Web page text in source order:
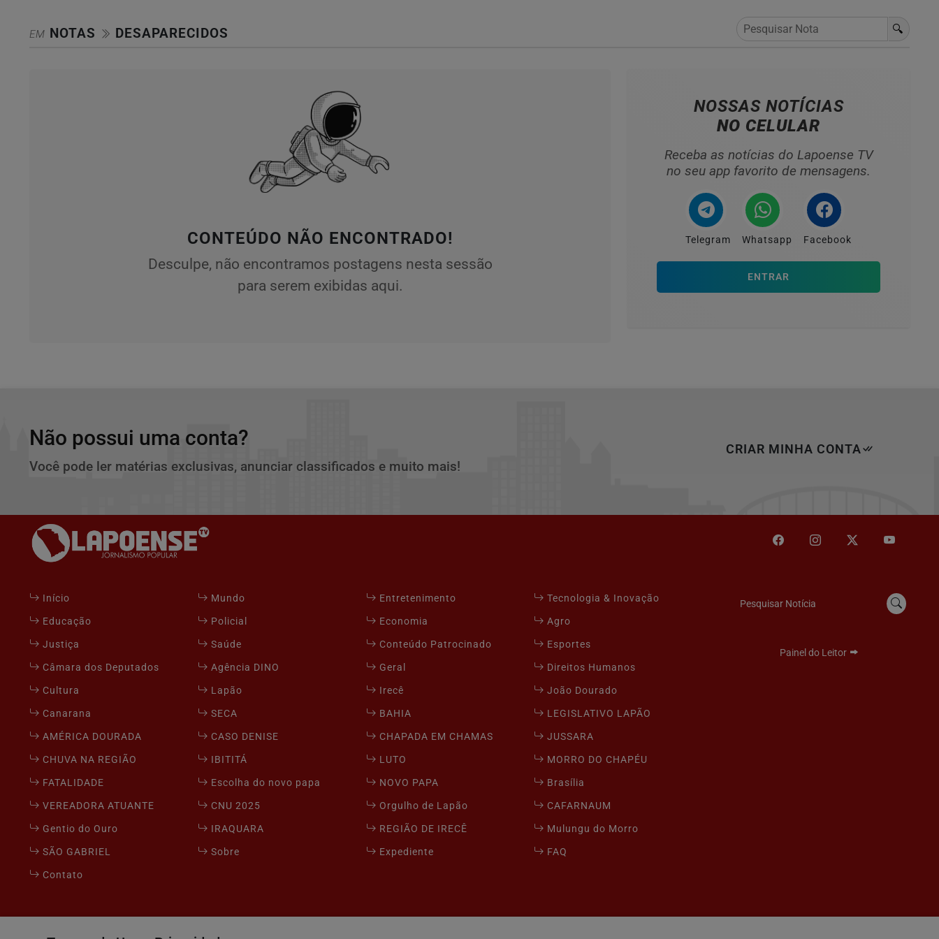
EM NOTAS DESAPARECIDOS 🔍
CONTEÚDO NÃO ENCONTRADO!
Desculpe, não encontramos postagens nesta sessão
para serem exibidas aqui.
NOSSAS NOTÍCIAS
NO CELULAR
Receba as notícias do Lapoense TV
no seu app favorito de mensagens.
Telegram Whatsapp Facebook
ENTRAR
Não possui uma conta?
Você pode ler matérias exclusivas, anunciar classificados e muito mais!
CRIAR MINHA CONTA
Início Mundo Entretenimento
Tecnologia & Inovação
Educação
Policial Economia
Agro
Justiça
Saúde Conteúdo Patrocinado
Esportes
Câmara dos Deputados
Agência DINO Geral
Direitos Humanos
Cultura
Lapão Irecê
João Dourado
Canarana
SECA BAHIA
LEGISLATIVO LAPÃO
AMÉRICA DOURADA
CASO DENISE CHAPADA EM CHAMAS
JUSSARA
CHUVA NA REGIÃO
IBITITÁ LUTO
MORRO DO CHAPÉU
FATALIDADE
Escolha do novo papa NOVO PAPA
Brasília
VEREADORA ATUANTE
CNU 2025 Orgulho de Lapão
CAFARNAUM
Gentio do Ouro
IRAQUARA REGIÃO DE IRECÊ
Mulungu do Morro
SÃO GABRIEL
Sobre Expediente
FAQ
Contato
Pesquisar Notícia
Painel do Leitor